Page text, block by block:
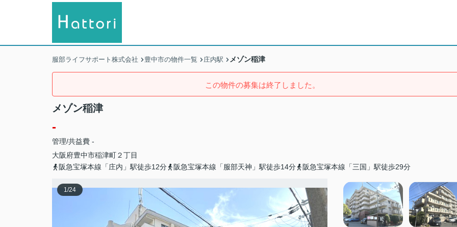
服部ライフサポート株式会社 豊中市の物件一覧 庄内駅 メゾン稲津
この物件の募集は終了しました。
メゾン稲津
-
管理/共益費 -
大阪府豊中市稲津町２丁目
阪急宝塚本線「庄内」駅徒歩12分
阪急宝塚本線「服部天神」駅徒歩14分 阪急宝塚本線「三国」駅徒歩29分
1/24